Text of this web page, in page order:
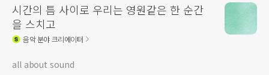
시간의 틈 사이로 우리는 영원같은 한 순간
을 스치고
음악분야 크리에이터
all about sound